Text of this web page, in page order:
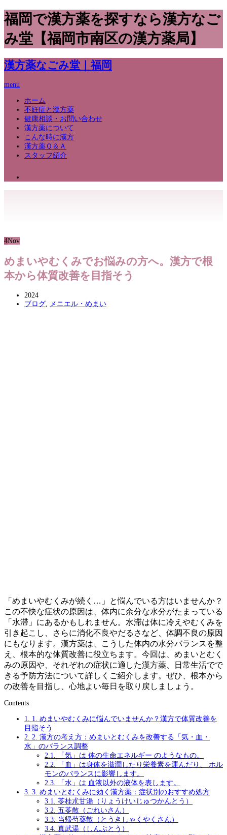
福岡で漢方薬を探すなら漢方なご
み堂【福岡市南区の漢方薬局】
漢方薬なごみ堂｜福岡
menu
ホーム
不妊症と漢方薬
健康相談・お問い合わせ
漢方薬について
こんな時に漢方
漢方薬Ｑ＆Ａ
スタッフ紹介
4Nov
めまいやむくみでお悩みの方へ。漢方で根
本から体質改善を目指そう
2024
ブログ, メニエル・めまい
「めまいやむくみが続く…」と悩んでいる方はいませんか？
この不快な症状の原因は、体内に余分な水分がたまっている
「水滞」にあるかもしれません。水滞は体に冷えやむくみを
引き起こし、さらに消化不良やだるさなど、体調不良の原因
にもなります。漢方薬は、こうした体内の水分バランスを整
え、根本的な体質改善に役立ちます。今回は、めまいとむく
みの原因や、それぞれの症状に適した漢方薬、日常生活でで
きる予防方法について詳しくご紹介します。ぜひ、根本から
の改善を目指し、心地よい毎日を取り戻しましょう。
Contents
1. 1. めまいやむくみに悩んでいませんか？漢方で体質改善を
目指そう
2. 2. 漢方の考え方：めまいとむくみを改善する「気・血・
水」のバランス調整
2.1. 「気」は 体の生命エネルギー のようなもの。
2.2. 「血」は身体を滋潤したり栄養素を運んだり、 ホル
モンのバランスに影響します。
2.3. 「水」は 血液以外の液体を表します。
3. 3. めまいとむくみに効く漢方薬：症状別のおすすめ処方
3.1. 苓桂朮甘湯（りょうけいじゅつかんとう）
3.2. 五苓散（ごれいさん）
3.3. 当帰芍薬散（とうきしゃくやくさん）
3.4. 真武湯（しんぶとう）